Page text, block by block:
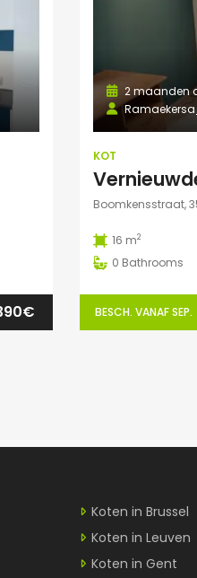
2 maanden
KOT
Boomkensstraat,
16 m2
0 Bathrooms
BESCH. VANAF SEP.
Koten in Brussel
Koten in Leuven
Koten in Gent